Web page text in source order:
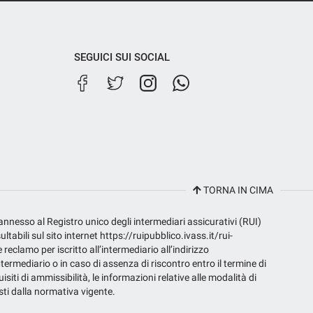
SEGUICI SUI SOCIAL
TORNA IN CIMA
al Registro unico degli intermediari assicurativi (RUI)
sul sito internet https://ruipubblico.ivass.it/rui-
per iscritto all’intermediario all’indirizzo
o in caso di assenza di riscontro entro il termine di
di ammissibilità, le informazioni relative alle modalità di
dalla normativa vigente.